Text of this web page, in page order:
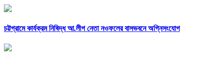
চট্টগ্রামে কার্যক্রম নিষিদ্ধ আ.লীগ নেতা নওফলের বাসভবনে অগ্নিসংযোগ